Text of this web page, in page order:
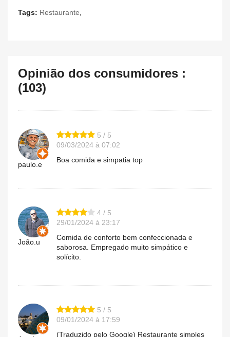
Tags: Restaurante,
Opinião dos consumidores :
(103)
paulo.e
5 / 5
09/03/2024 à 07:02
Boa comida e simpatia top
João.u
4 / 5
29/01/2024 à 23:17
Comida de conforto bem confeccionada e
saborosa. Empregado muito simpático e
solícito.
5 / 5
09/01/2024 à 17:59
(Traduzido pelo Google) Restaurante simples